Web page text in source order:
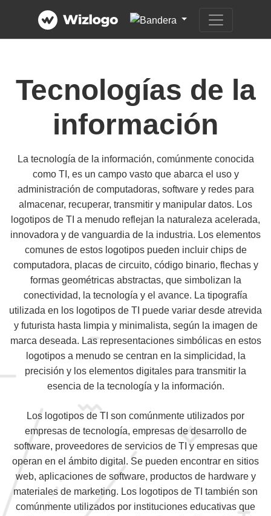
Tecnologías de la
información
La tecnología de la información, comúnmente conocida
como TI, es un campo vasto que abarca el uso y
administración de computadoras, software y redes para
almacenar, recuperar, transmitir y manipular datos. Los
logotipos de TI a menudo reflejan la naturaleza acelerada,
innovadora y de vanguardia de la industria. Los elementos
comunes de estos logotipos pueden incluir chips de
computadora, placas de circuito, código binario, flechas y
formas geométricas abstractas, que simbolizan la
conectividad, la tecnología y el avance. La tipografía
utilizada en los logotipos de TI puede variar desde atrevida
y futurista hasta limpia y minimalista, según la imagen de
marca deseada. Las representaciones simbólicas en estos
logotipos a menudo se centran en la simplicidad, la
precisión y los elementos digitales para transmitir la
esencia de la tecnología y la información.
Los logotipos de TI son comúnmente utilizados por
empresas de tecnología, empresas de desarrollo de
software, proveedores de servicios de TI y empresas que
operan en el ámbito digital. Se pueden encontrar en sitios
web, aplicaciones de software, productos de hardware y
materiales de marketing. Los logotipos de TI también son
comúnmente utilizados por instituciones educativas que